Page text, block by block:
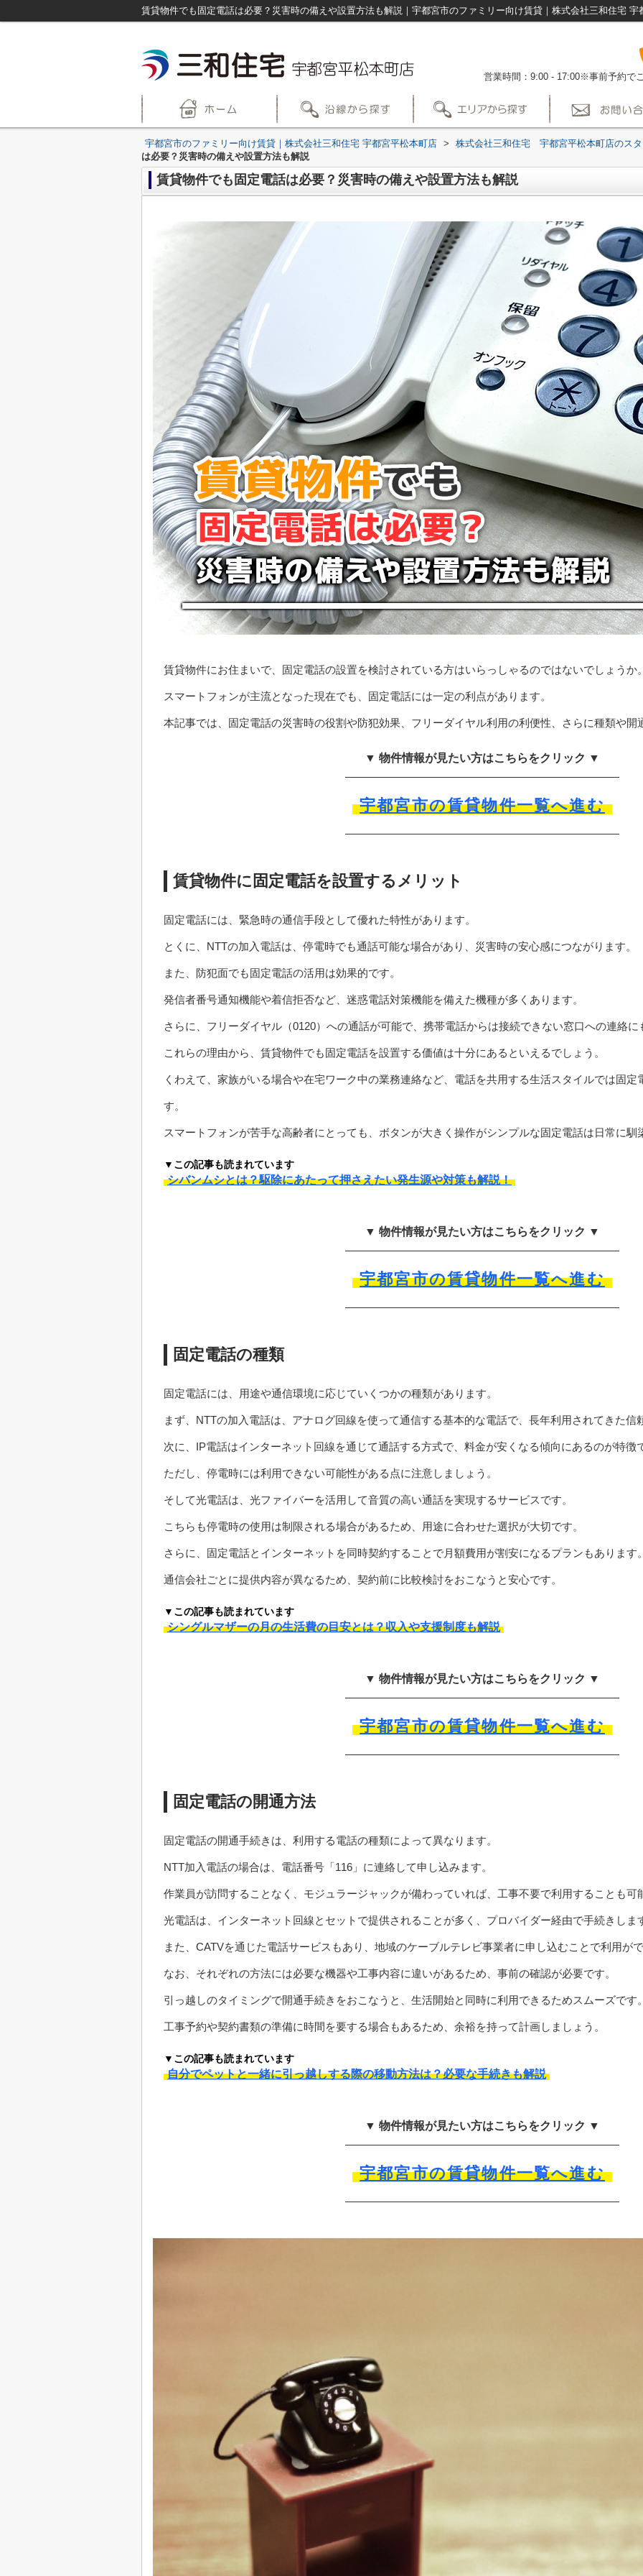
賃貸物件でも固定電話は必要？災害時の備えや設置方法も解説｜宇都宮市のファミリー向け賃貸｜株式会社三和住宅 宇
営業時間：9:00 - 17:00※事前予約で
宇都宮市のファミリー向け賃貸｜株式会社三和住宅 宇都宮平松本町店 > 株式会社三和住宅 宇都宮平松本町店のス
は必要？災害時の備えや設置方法も解説
賃貸物件でも固定電話は必要？災害時の備えや設置方法も解説
賃貸物件にお住まいで、固定電話の設置を検討されている方はいらっしゃるのではないでしょうか。
スマートフォンが主流となった現在でも、固定電話には一定の利点があります。
本記事では、固定電話の災害時の役割や防犯効果、フリーダイヤル利用の利便性、さらに種類や開
▼ 物件情報が見たい方はこちらをクリック ▼
宇都宮市の賃貸物件一覧へ進む
賃貸物件に固定電話を設置するメリット
固定電話には、緊急時の通信手段として優れた特性があります。
とくに、NTTの加入電話は、停電時でも通話可能な場合があり、災害時の安心感につながります。
また、防犯面でも固定電話の活用は効果的です。
発信者番号通知機能や着信拒否など、迷惑電話対策機能を備えた機種が多くあります。
さらに、フリーダイヤル（0120）への通話が可能で、携帯電話からは接続できない窓口への連絡に
これらの理由から、賃貸物件でも固定電話を設置する価値は十分にあるといえるでしょう。
くわえて、家族がいる場合や在宅ワーク中の業務連絡など、電話を共用する生活スタイルでは固定
す。
スマートフォンが苦手な高齢者にとっても、ボタンが大きく操作がシンプルな固定電話は日常に馴
▼この記事も読まれています
シバンムシとは？駆除にあたって押さえたい発生源や対策も解説！
▼ 物件情報が見たい方はこちらをクリック ▼
宇都宮市の賃貸物件一覧へ進む
固定電話の種類
固定電話には、用途や通信環境に応じていくつかの種類があります。
まず、NTTの加入電話は、アナログ回線を使って通信する基本的な電話で、長年利用されてきた信
次に、IP電話はインターネット回線を通じて通話する方式で、料金が安くなる傾向にあるのが特徴
ただし、停電時には利用できない可能性がある点に注意しましょう。
そして光電話は、光ファイバーを活用して音質の高い通話を実現するサービスです。
こちらも停電時の使用は制限される場合があるため、用途に合わせた選択が大切です。
さらに、固定電話とインターネットを同時契約することで月額費用が割安になるプランもあります。
通信会社ごとに提供内容が異なるため、契約前に比較検討をおこなうと安心です。
▼この記事も読まれています
シングルマザーの月の生活費の目安とは？収入や支援制度も解説
▼ 物件情報が見たい方はこちらをクリック ▼
宇都宮市の賃貸物件一覧へ進む
固定電話の開通方法
固定電話の開通手続きは、利用する電話の種類によって異なります。
NTT加入電話の場合は、電話番号「116」に連絡して申し込みます。
作業員が訪問することなく、モジュラージャックが備わっていれば、工事不要で利用することも可
光電話は、インターネット回線とセットで提供されることが多く、プロバイダー経由で手続きしま
また、CATVを通じた電話サービスもあり、地域のケーブルテレビ事業者に申し込むことで利用がで
なお、それぞれの方法には必要な機器や工事内容に違いがあるため、事前の確認が必要です。
引っ越しのタイミングで開通手続きをおこなうと、生活開始と同時に利用できるためスムーズです。
工事予約や契約書類の準備に時間を要する場合もあるため、余裕を持って計画しましょう。
▼この記事も読まれています
自分でペットと一緒に引っ越しする際の移動方法は？必要な手続きも解説
▼ 物件情報が見たい方はこちらをクリック ▼
宇都宮市の賃貸物件一覧へ進む